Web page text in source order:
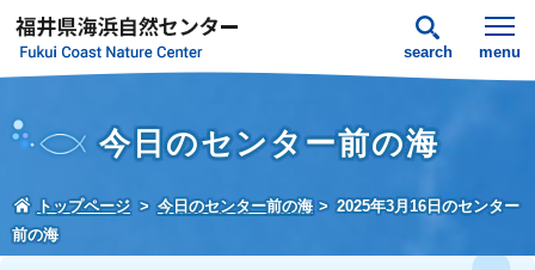
search menu
今日のセンター前の海
トップページ 今日のセンター前の海
2025年3月16日のセンター
前の海